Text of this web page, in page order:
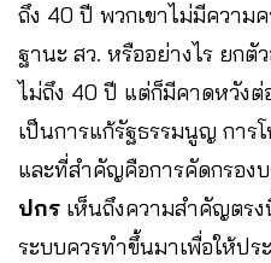
ถึง 40 ปี พวกเขาไม่มีความ
ฐานะ สว. หรืออย่างไร ยกตั
ไม่ถึง 40 ปี แต่ก็มีคาดหวังต่
เป็นการแก้รัฐธรรมนูญ การ
และที่สำคัญคือการคัดกรองบ
ปกร เห็นถึงความสำคัญตร
ระบบควรทำขึ้นมาเพื่อให้ป